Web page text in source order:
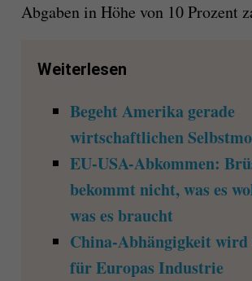
Abgaben in Höhe von 10 Prozent
Weiterlesen
Begeht Amerika gerade
wirtschaftlichen
EU-USA-Abkommen:
bekommt nicht, was es
was es braucht
China-Abhängigkeit wird
für Europas Industrie